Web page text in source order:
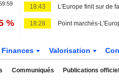
%
18:43
18:28
Finances Valorisation
Communiqués Publications